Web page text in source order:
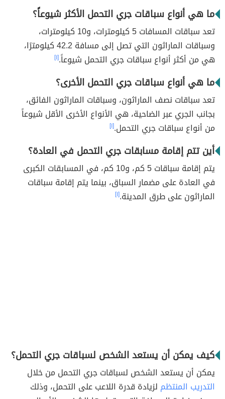
ما هي أنواع سباقات جري التحمل الأكثر شيوعاً؟
تعد سباقات المسافات 5 كيلومترات، و10 كيلومترات،
وسباقات الماراثون التي تصل إلى مسافة 42.2 كيلومترًا،
هي من أكثر أنواع سباقات جري التحمل شيوعاً.[١]
ما هي أنواع سباقات جري التحمل الأخرى؟
تعد سباقات نصف الماراثون، وسباقات الماراثون الفائق،
بجانب الجري عبر الضاحية، هي الأنواع الأخرى الأقل شيوعاً
من أنواع سباقات جري التحمل.[١]
أين تتم إقامة مسابقات جري التحمل في العادة؟
يتم إقامة سباقات 5 كم، و10 كم، في المسابقات الكبرى
في العادة على مضمار السباق، بينما يتم إقامة سباقات
الماراثون على طرق المدينة.[١]
كيف يمكن أن يستعد الشخص لسباقات جري التحمل؟
يمكن أن يستعد الشخص لسباقات جري التحمل من خلال
التدريب المنتظم لزيادة قدرة اللاعب على التحمل، وذلك